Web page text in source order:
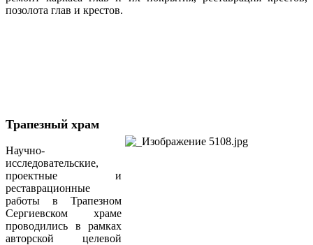
позолота глав и крестов.
Трапезный храм
Научно-
исследовательские,
проектные и
реставрационные
работы в Трапезном
Сергиевском храме
проводились в рамках
авторской целевой